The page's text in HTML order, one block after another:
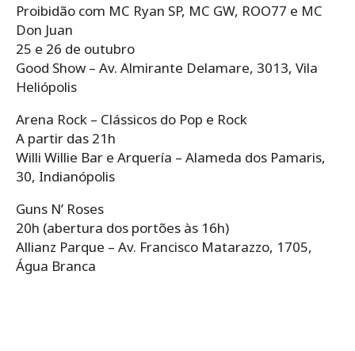
Proibidão com MC Ryan SP, MC GW, ROO77 e MC
Don Juan
25 e 26 de outubro
Good Show – Av. Almirante Delamare, 3013, Vila
Heliópolis
Arena Rock – Clássicos do Pop e Rock
A partir das 21h
Willi Willie Bar e Arquería – Alameda dos Pamaris,
30, Indianópolis
Guns N’ Roses
20h (abertura dos portões às 16h)
Allianz Parque – Av. Francisco Matarazzo, 1705,
Água Branca